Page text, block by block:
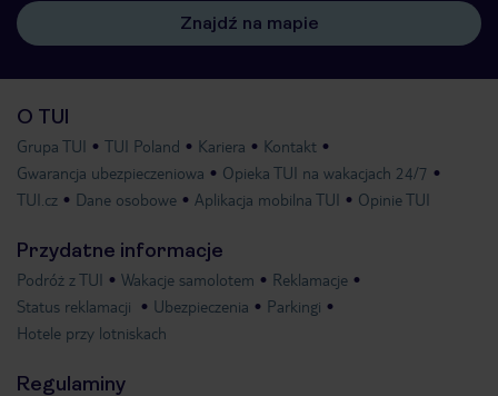
Znajdź na mapie
O TUI
Grupa TUI TUI Poland Kariera
Kontakt
Gwarancja ubezpieczeniowa
Opieka TUI na wakacjach 24/7
TUI.cz
Dane osobowe Aplikacja mobilna TUI Opinie TUI
Przydatne informacje
Podróż z TUI Wakacje samolotem
Reklamacje
Status reklamacji
Ubezpieczenia
Parkingi
Hotele przy lotniskach
Regulaminy